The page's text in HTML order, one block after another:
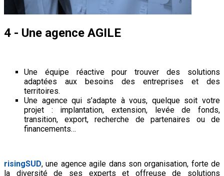
4 - Une agence AGILE
Une équipe réactive pour trouver des solutions
adaptées aux besoins des entreprises et des
territoires.
Une agence qui s’adapte à vous, quelque soit votre
projet : implantation, extension, levée de fonds,
transition, export, recherche de partenaires ou de
financements…
risingSUD, une agence agile dans son organisation, forte de
la diversité de ses experts et offreuse de solutions